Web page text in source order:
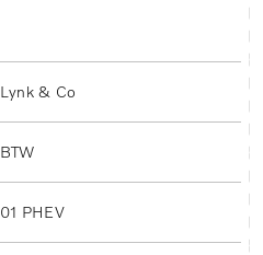
Lynk & Co
BTW
01 PHEV